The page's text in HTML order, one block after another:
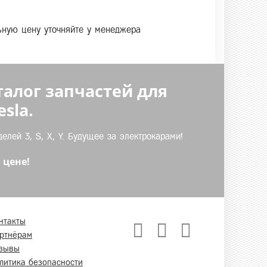
цену уточняйте у менеджера
запчастей для
3, S, X, Y. Будущее за электрокарами!
безопасности